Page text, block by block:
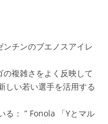
チンのブエノスアイレ
複雑さをよく反映して
しい若い選手を活用する
る： ” Fonola 「Yとマル